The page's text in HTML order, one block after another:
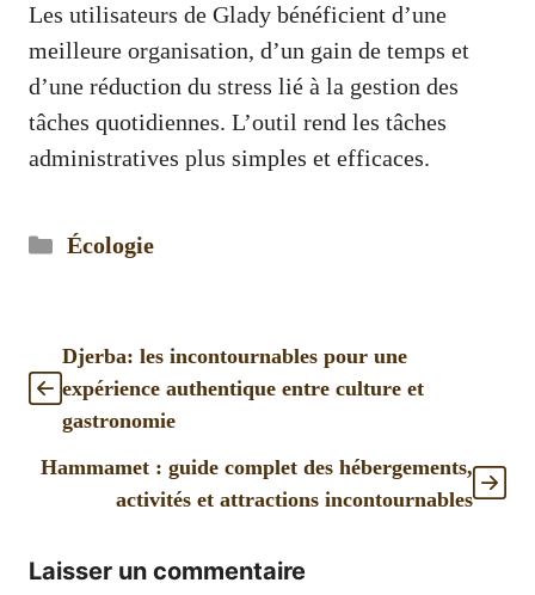
Les utilisateurs de Glady bénéficient d’une
meilleure organisation, d’un gain de temps et
d’une réduction du stress lié à la gestion des
tâches quotidiennes. L’outil rend les tâches
administratives plus simples et efficaces.
Catégories
Écologie
Djerba: les incontournables pour une
expérience authentique entre culture et
gastronomie
Hammamet : guide complet des hébergements,
activités et attractions incontournables
Laisser un commentaire